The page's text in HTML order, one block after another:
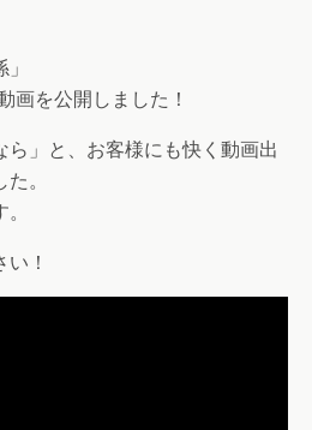
画を公開しました！
ら」と、お客様にも快く動画出
。
！